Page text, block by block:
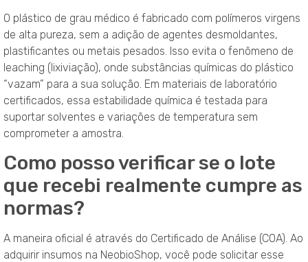
O plástico de grau médico é fabricado com polímeros virgens
de alta pureza, sem a adição de agentes desmoldantes,
plastificantes ou metais pesados. Isso evita o fenômeno de
leaching (lixiviação), onde substâncias químicas do plástico
“vazam” para a sua solução. Em materiais de laboratório
certificados, essa estabilidade química é testada para
suportar solventes e variações de temperatura sem
comprometer a amostra.
Como posso verificar se o lote
que recebi realmente cumpre as
normas?
A maneira oficial é através do Certificado de Análise (COA). Ao
adquirir insumos na NeobioShop, você pode solicitar esse